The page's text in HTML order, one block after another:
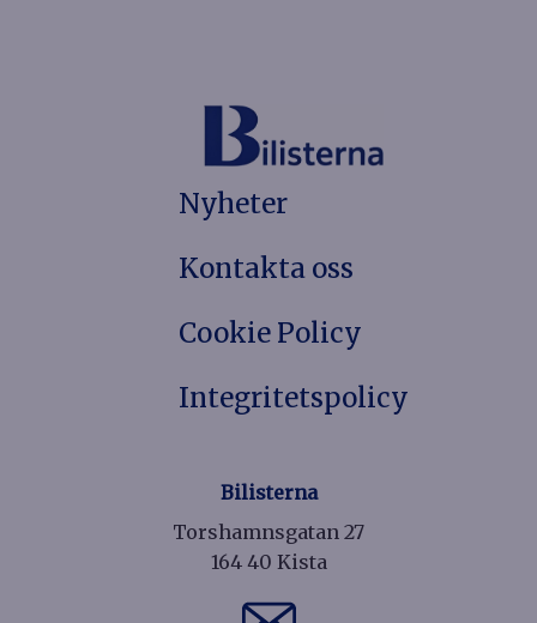
Nyheter
Kontakta oss
Cookie Policy
Integritetspolicy
Bilisterna
Torshamnsgatan 27
164 40 Kista